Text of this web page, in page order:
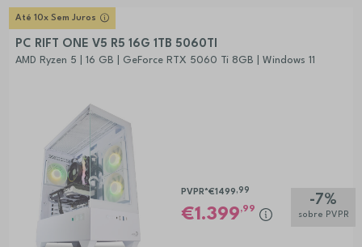
Até 10x Sem Juros
PC RIFT ONE V5 R5 16G 1TB 5060TI
AMD Ryzen 5 | 16 GB | GeForce RTX 5060 Ti 8GB | Windows 11
-7%
sobre PVPR
PVPR*€1499 ,99
1.399,99